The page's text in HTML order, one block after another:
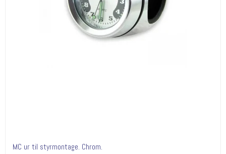
MC ur til styrmontage. Chrom.